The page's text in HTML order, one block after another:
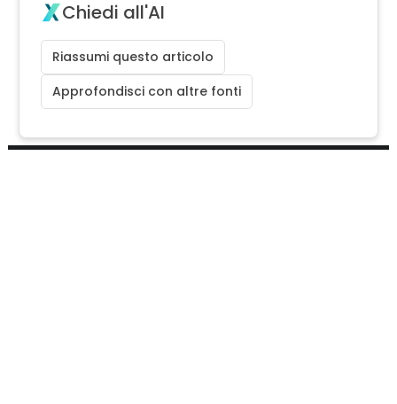
Chiedi all'AI
Riassumi questo articolo
Approfondisci con altre fonti